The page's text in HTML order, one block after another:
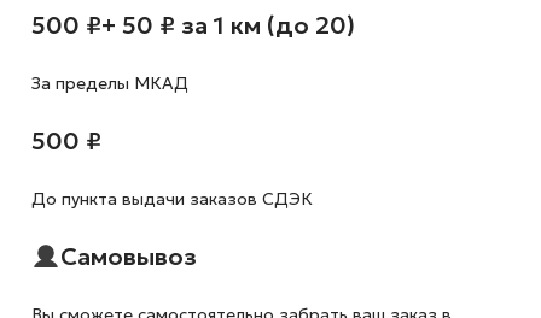
500 ₽+ 50 ₽ за 1 км (до 20)
За пределы МКАД
500 ₽
До пункта выдачи заказов СДЭК
Самовывоз